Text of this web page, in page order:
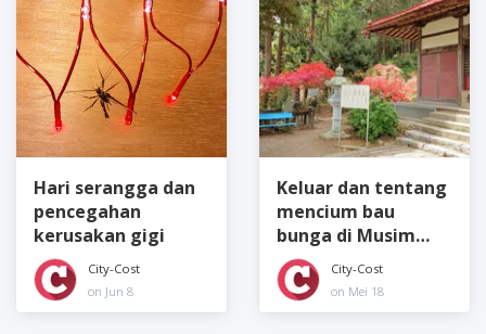
Hari serangga dan
pencegahan
kerusakan gigi
City-Cost
on Jun 8
Keluar dan tentang
mencium bau
bunga di Musim
Semi
City-Cost
on Mei 18